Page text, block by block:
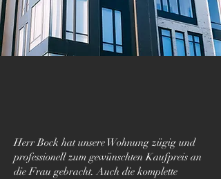
Herr Bock hat unsere Wohnung zügig und
professionell zum gewünschten Kaufpreis an
die Frau gebracht. Auch die komplette